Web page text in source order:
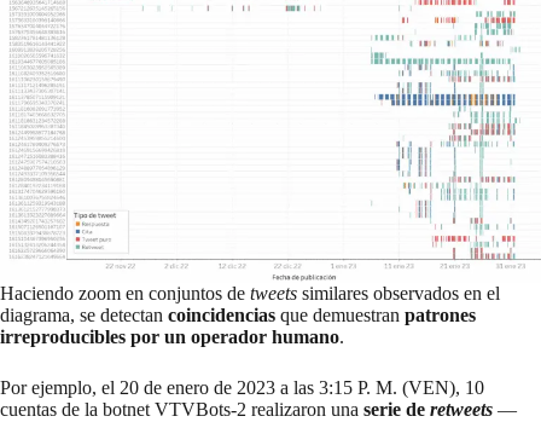
Haciendo zoom en conjuntos de tweets similares observados en el
diagrama, se detectan coincidencias que demuestran patrones
irreproducibles por un operador humano.
Por ejemplo, el 20 de enero de 2023 a las 3:15 P. M. (VEN), 10
cuentas de la botnet VTVBots-2 realizaron una serie de retweets —